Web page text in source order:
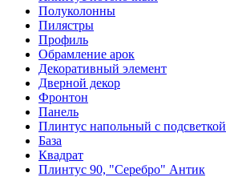
Полуколонны
Пилястры
Профиль
Обрамление арок
Декоративный элемент
Дверной декор
Фронтон
Панель
Плинтус напольный с подсветкой
База
Квадрат
Плинтус 90, "Серебро" Антик